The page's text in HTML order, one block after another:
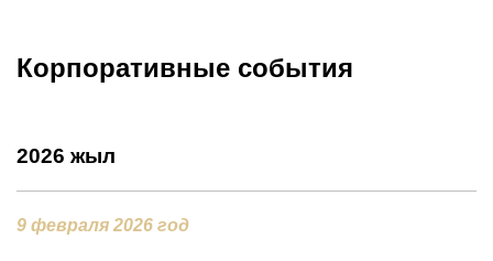
Корпоративные события
2026 жыл
9 февраля 2026 год